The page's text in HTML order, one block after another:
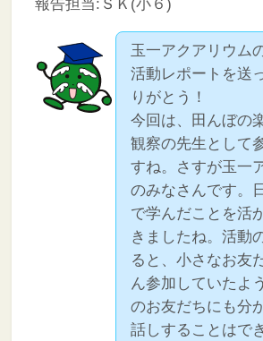
報告担当:ＳＫ(小６)
玉一アクアリウム
活動レポートを送
りがとう！
今回は、田んぼの
観察の先生として
すね。さすが玉一
のみなさんです。
で学んだことを活
きましたね。活動
ると、小さなお友
ん参加していたよ
のお友だちにも分
話しすることはで